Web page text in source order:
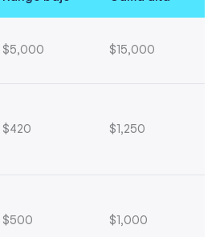
$5,000 $15,000
$420 $1,250
$500 $1,000